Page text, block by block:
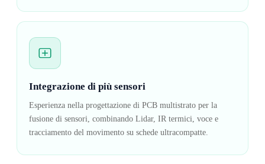
Integrazione di più sensori
Esperienza nella progettazione di PCB multistrato per la
fusione di sensori, combinando Lidar, IR termici, voce e
tracciamento del movimento su schede ultracompatte.